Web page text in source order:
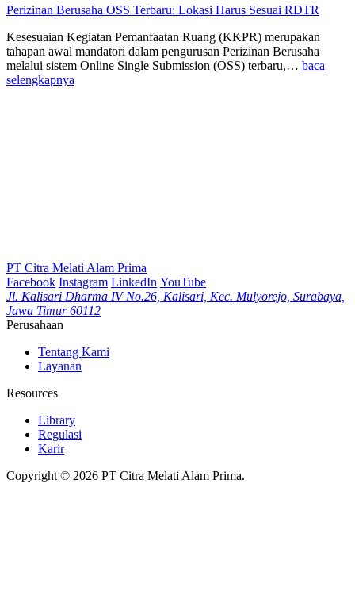
Perizinan Berusaha OSS Terbaru: Lokasi Harus Sesuai RDTR
Kesesuaian Kegiatan Pemanfaatan Ruang (KKPR) merupakan
tahapan awal mandatori dalam pengurusan Perizinan Berusaha
melalui sistem Online Single Submission (OSS) terbaru,… baca
selengkapnya
PT Citra Melati Alam Prima
Facebook Instagram LinkedIn YouTube
Jl. Kalisari Dharma IV No.26, Kalisari, Kec. Mulyorejo, Surabaya,
Jawa Timur 60112
Perusahaan
Tentang Kami
Layanan
Resources
Library
Regulasi
Karir
Copyright © 2026 PT Citra Melati Alam Prima.